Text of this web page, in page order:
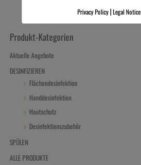
Produkt-Kategorien
Aktuelle Angebote
DESINFIZIEREN
Flächendesinfektion
Handdesinfektion
Hautschutz
Desinfektionszubehör
SPÜLEN
ALLE PRODUKTE
Privacy Policy|Legal Notice